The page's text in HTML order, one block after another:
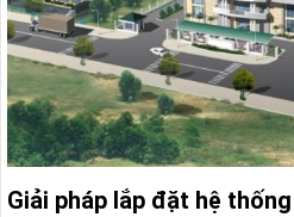
Giải pháp lắp đặt hệ